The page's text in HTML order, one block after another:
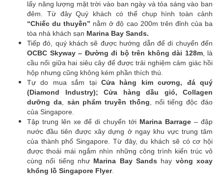
lấy năng lượng mặt trời vào ban ngày và tỏa sáng vào ban
đêm. Từ đây Quý khách có thể chụp hình toàn cảnh
“Chiếc du thuyền” nằm ở độ cao 200m trên đỉnh của ba
tòa nhà khách sạn Marina Bay Sands.
Tiếp đó, quý khách sẽ được hướng dẫn để di chuyển đến
OCBC Skyway – Đường đi bộ trên không dài 128m, là
cầu nối giữa hai siêu cây để được trải nghiệm cảm giác hồi
hộp nhưng cũng không kém phần thích thú.
Tự do mua sắm tại Cửa hàng kim cương, đá quý
(Diamond Industry); Cửa hàng dầu gió, Collagen
dưỡng da, sản phẩm truyền thống , nổi tiếng độc đáo
của Singapore.
Tập trung lên xe để di chuyển tới Marina Barrage – đập
nước đầu tiên được xây dựng ở ngay khu vực trung tâm
của thành phố Singapore. Từ đây, du khách sẽ có cơ hội
được thoải mái ngắm nhìn những công trình kiến trúc vô
cùng nổi tiếng như Marina Bay Sands hay vòng xoay
khổng lồ Singapore Flyer.